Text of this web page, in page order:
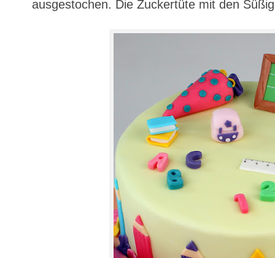
ausgestochen. Die Zuckertüte mit den